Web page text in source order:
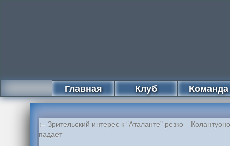
Главная Клуб Команда
← Зрительский интерес к “Аталанте” резко
падает